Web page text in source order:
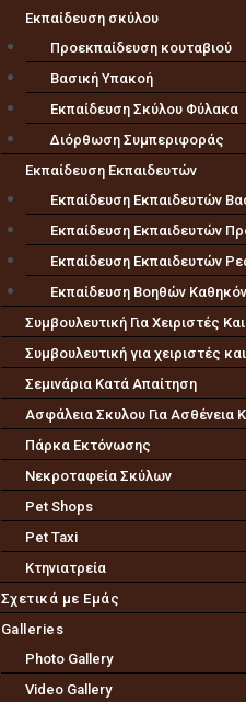
Εκπαίδευση σκύλου
Προεκπαίδευση κουταβιού
Βασική Υπακοή
Εκπαίδευση Σκύλου Φύλακα
Διόρθωση Συμπεριφοράς
Εκπαίδευση Εκπαιδευτών
Εκπαίδευση Εκπαιδευτών
Εκπαίδευση Εκπαιδευτών
Εκπαίδευση Εκπαιδευτών
Εκπαίδευση Βοηθών
Συμβουλευτική Για Χειριστές
Συμβουλευτική για χειριστές
Σεμινάρια Κατά Απαίτηση
Ασφάλεια Σκυλου Για Ασθένεια
Πάρκα Εκτόνωσης
Νεκροταφεία Σκύλων
Pet Shops
Pet Taxi
Κτηνιατρεία
Σχετικά με Εμάς
Galleries
Photo Gallery
Video Gallery